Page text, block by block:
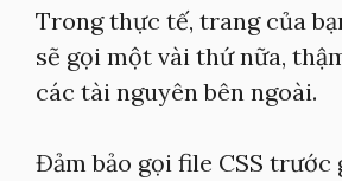
Trong thực tế, trang của
sẽ gọi một vài thứ nữa,
các tài nguyên bên ngoài.
Đảm bảo gọi file CSS